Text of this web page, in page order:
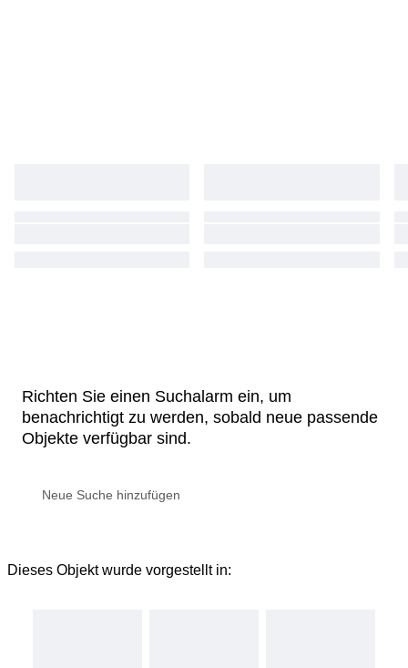
Richten Sie einen Suchalarm ein, um
benachrichtigt zu werden, sobald neue passende
Objekte verfügbar sind.
Dieses Objekt wurde vorgestellt in: